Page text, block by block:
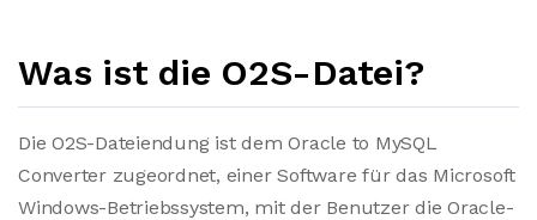
Was ist die O2S-Datei?
Die O2S-Dateiendung ist dem Oracle to MySQL
Converter zugeordnet, einer Software für das Microsoft
Windows-Betriebssystem, mit der Benutzer die Oracle-